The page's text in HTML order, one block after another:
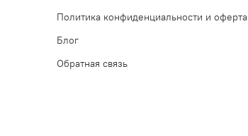
Политика конфиденциальности и оферта
Блог
Обратная связь